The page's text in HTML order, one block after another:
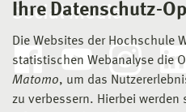
Ihre Datenschutz-
Die Websites der Hochschule
statistischen Webanalyse die
Matomo, um das
zu verbessern. Hierbei
Social Media